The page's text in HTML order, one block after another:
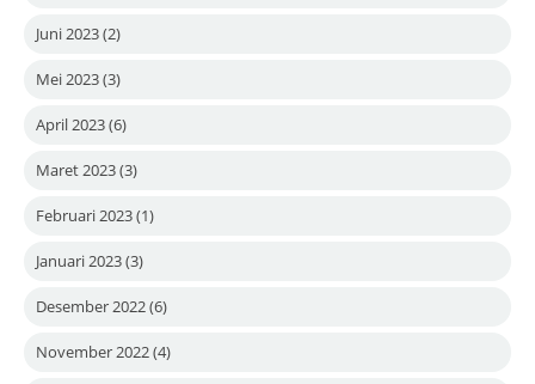
Juni 2023(2)
Mei 2023(3)
April 2023(6)
Maret 2023(3)
Februari 2023(1)
Januari 2023(3)
Desember 2022(6)
November 2022(4)